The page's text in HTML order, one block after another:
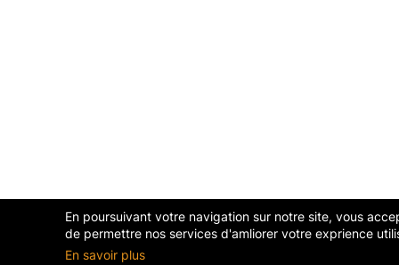
En poursuivant votre navigation sur notre site, vous
de permettre nos services d'amliorer votre exprience
En savoir plus